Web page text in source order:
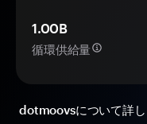
1.00B
循環供給量
dotmoovsについて詳